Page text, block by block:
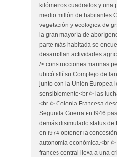
kilómetros cuadrados y una
medio millón de
vegetación y ecológica de
la gran mayoría de
parte más habitada se
desarrollan actividades
/> construcciones marinas
ubicó allí su Complejo de
junto con la Unión Europea
sensiblemente<br /> las
<br /> Colonia Francesa
Segunda Guerra en l946
demás disimulado status de
en l974 obtener la
autonomía económica.<br /
frances central lleva a una